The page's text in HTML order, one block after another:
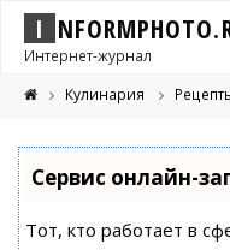
I NFORMPHOTO.
Интернет-журнал
Кулинария
Сервис онлайн-
Тот, кто работает в